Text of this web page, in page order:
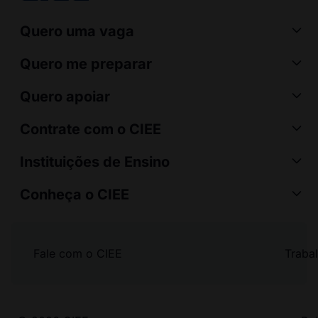
Quero uma vaga
Quero me preparar
Quero apoiar
Contrate com o CIEE
Instituições de Ensino
Conheça o CIEE